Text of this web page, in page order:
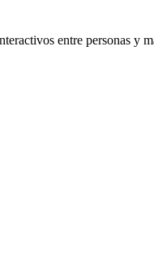
entre personas y